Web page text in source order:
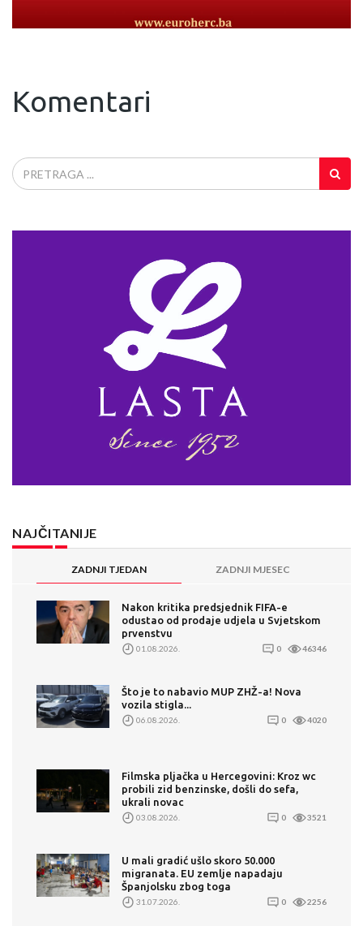
Komentari
NAJČITANIJE
ZADNJI TJEDAN ZADNJI MJESEC
Nakon kritika predsjednik FIFA-e
odustao od prodaje udjela u Svjetskom
prvenstvu
01.08.2026. 0 46346
Što je to nabavio MUP ZHŽ-a! Nova
vozila stigla...
06.08.2026. 0 4020
Filmska pljačka u Hercegovini: Kroz wc
probili zid benzinske, došli do sefa,
ukrali novac
03.08.2026. 0 3521
U mali gradić ušlo skoro 50.000
migranata. EU zemlje napadaju
Španjolsku zbog toga
31.07.2026. 0 2256